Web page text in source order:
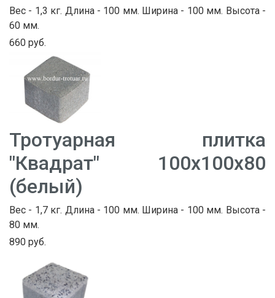
Вес - 1,3 кг. Длина - 100 мм. Ширина - 100 мм. Высота -
60 мм.
660 руб.
Тротуарная плитка
"Квадрат" 100х100х80
(белый)
Вес - 1,7 кг. Длина - 100 мм. Ширина - 100 мм. Высота -
80 мм.
890 руб.